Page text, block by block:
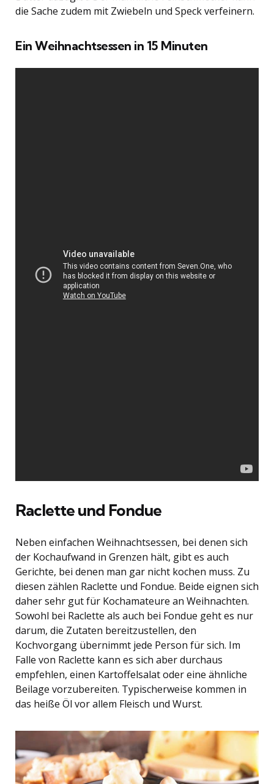
die Sache zudem mit Zwiebeln und Speck verfeinern.
Ein Weihnachtsessen in 15 Minuten
Raclette und Fondue
Neben einfachen Weihnachtsessen, bei denen sich
der Kochaufwand in Grenzen hält, gibt es auch
Gerichte, bei denen man gar nicht kochen muss. Zu
diesen zählen Raclette und Fondue. Beide eignen sich
daher sehr gut für Kochamateure an Weihnachten.
Sowohl bei Raclette als auch bei Fondue geht es nur
darum, die Zutaten bereitzustellen, den
Kochvorgang übernimmt jede Person für sich. Im
Falle von Raclette kann es sich aber durchaus
empfehlen, einen Kartoffelsalat oder eine ähnliche
Beilage vorzubereiten. Typischerweise kommen in
das heiße Öl vor allem Fleisch und Wurst.